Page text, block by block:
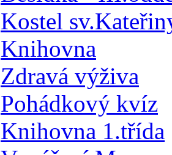
Kostel
Knihovna
Zdravá výživa
Pohádkový kvíz
Knihovna 1.třída